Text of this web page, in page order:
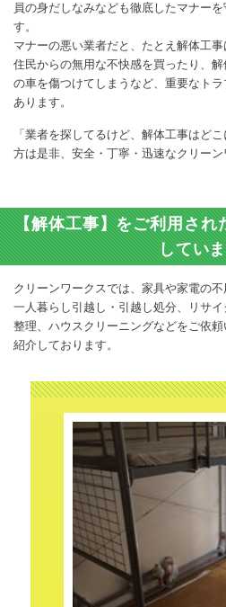
員の身だしなみなども徹底したマナー
す。
マナーの悪い業者だと、たとえ解体工
住民からの無用な不快感を買ったり、
の車を傷つけてしまうなど、重要なト
あります。
「業者を探してるけど、解体工事はど
方は是非、安全・丁寧・迅速なクリーン
【解体工事】をご利用され
してい
クリーンワークスでは、家具や家電の
一人暮らし引越し・引越し処分、リサ
整理、ハウスクリーニングなどをご依
紹介しております。